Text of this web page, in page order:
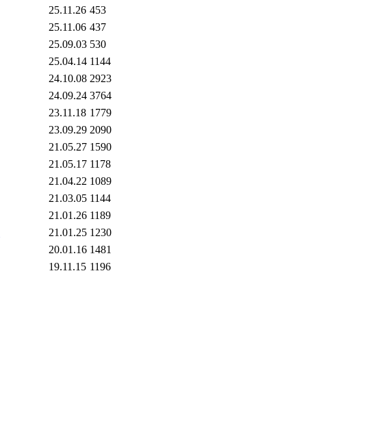
25.11.26 453
25.11.06 437
25.09.03 530
25.04.14 1144
24.10.08 2923
24.09.24 3764
23.11.18 1779
23.09.29 2090
21.05.27 1590
21.05.17 1178
21.04.22 1089
21.03.05 1144
21.01.26 1189
21.01.25 1230
20.01.16 1481
19.11.15 1196